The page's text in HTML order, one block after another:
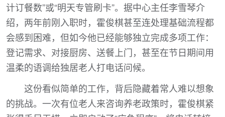
计订餐数”或“明天专管刷卡”。据中心主任李雪琴介
绍，两年前刚入职时，霍俊棋甚至连处理基础流程都
会感到困难，但如今他已经能够独立完成多项工作：
登记需求、对接厨房、送餐上门，甚至在节日期间用
温柔的语调给独居老人打电话问候。
这份看似简单的工作，背后隐藏着常人难以想象
的挑战。一次有位老人来咨询养老政策时，霍俊棋紧